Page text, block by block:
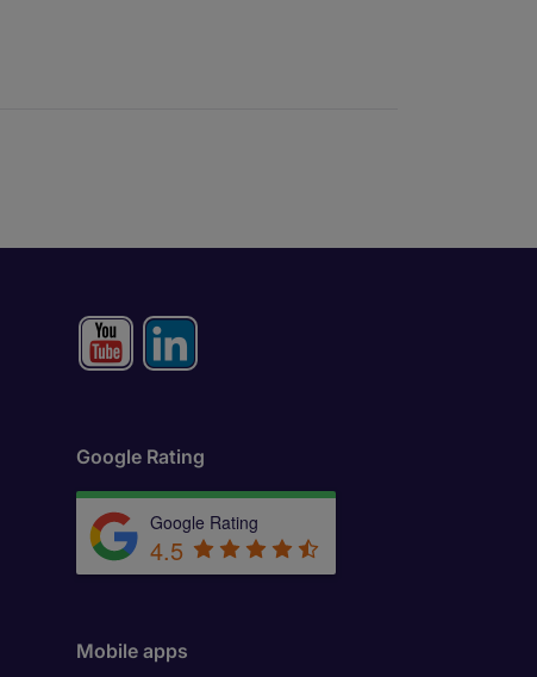
Google Rating
Google Rating
4.5
Mobile apps